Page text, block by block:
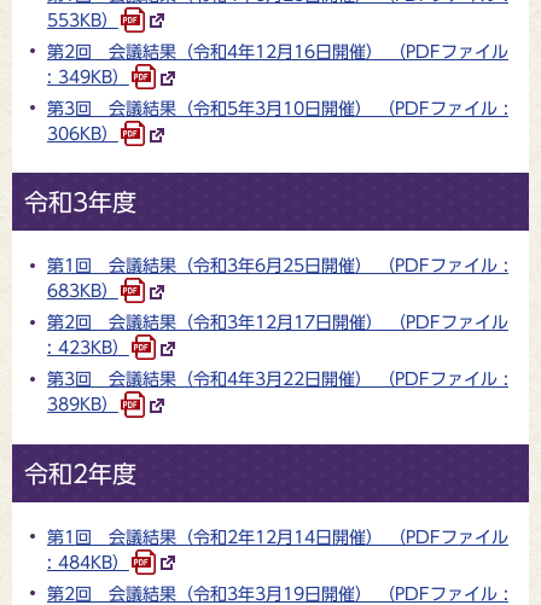
553KB）
第2回 会議結果（令和4年12月16日開催） （PDFファイル
: 349KB）
第3回 会議結果（令和5年3月10日開催） （PDFファイル :
306KB）
令和3年度
第1回 会議結果（令和3年6月25日開催） （PDFファイル :
683KB）
第2回 会議結果（令和3年12月17日開催） （PDFファイル
: 423KB）
第3回 会議結果（令和4年3月22日開催） （PDFファイル :
389KB）
令和2年度
第1回 会議結果（令和2年12月14日開催） （PDFファイル
: 484KB）
第2回 会議結果（令和3年3月19日開催） （PDFファイル :